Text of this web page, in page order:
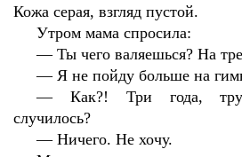
Кожа серая, взгляд пустой.
Утром мама спросила:
—Ты чего валяешься? На
—Я не пойду больше на
—Как?! Три года,
случилось?
—Ничего. Не хочу.